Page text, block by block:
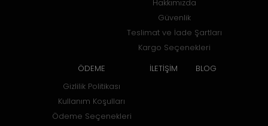
Hakkımızda
Güvenlik
Teslimat ve İade Şartları
Kargo Seçenekleri
ÖDEME
Gizlilik Politikası
Kullanım Koşulları
Ödeme Seçenekleri
İLETİŞİM BLOG